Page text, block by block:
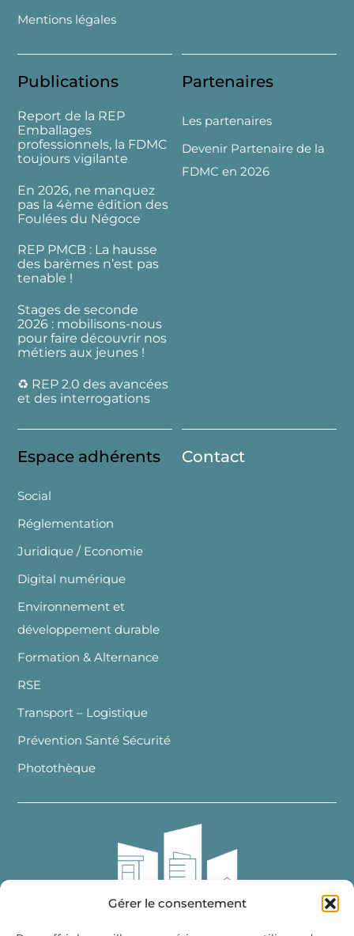
Gérer le consentement
Mentions légales
Publications
Report de la REP
Emballages
professionnels, la FDMC
toujours vigilante
En 2026, ne manquez
pas la 4ème édition des
Foulées du Négoce
REP PMCB : La hausse
des barèmes n’est pas
tenable !
Stages de seconde
2026 : mobilisons-nous
pour faire découvrir nos
métiers aux jeunes !
♻️ REP 2.0 des avancées
et des interrogations
Partenaires
Les partenaires
Devenir Partenaire de la
FDMC en 2026
Espace adhérents
Social
Réglementation
Juridique / Economie
Digital numérique
Environnement et
développement durable
Formation & Alternance
RSE
Transport – Logistique
Prévention Santé Sécurité
Photothèque
Contact